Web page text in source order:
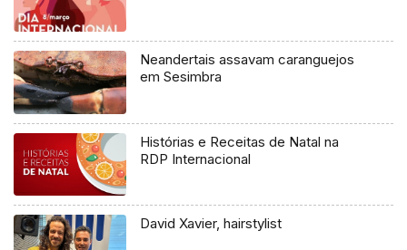
Neandertais assavam caranguejos
em Sesimbra
Histórias e Receitas de Natal na
RDP Internacional
David Xavier, hairstylist